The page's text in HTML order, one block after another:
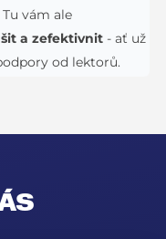
vám ale
a zefektivnit - ať už
od lektorů.